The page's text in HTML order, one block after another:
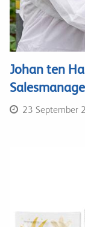
Johan ten
23 September